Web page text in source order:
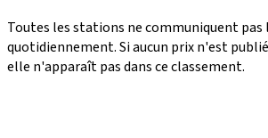
Toutes les stations ne communiquent pas
quotidiennement. Si aucun prix n'est
elle n'apparaît pas dans ce classement.